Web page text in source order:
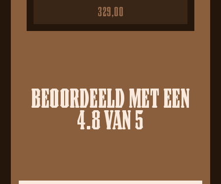
329,00
BEOORDEELD MET EEN
4.8 VAN 5